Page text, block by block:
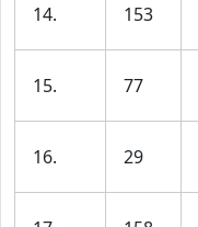
14. 153
15. 77
16. 29